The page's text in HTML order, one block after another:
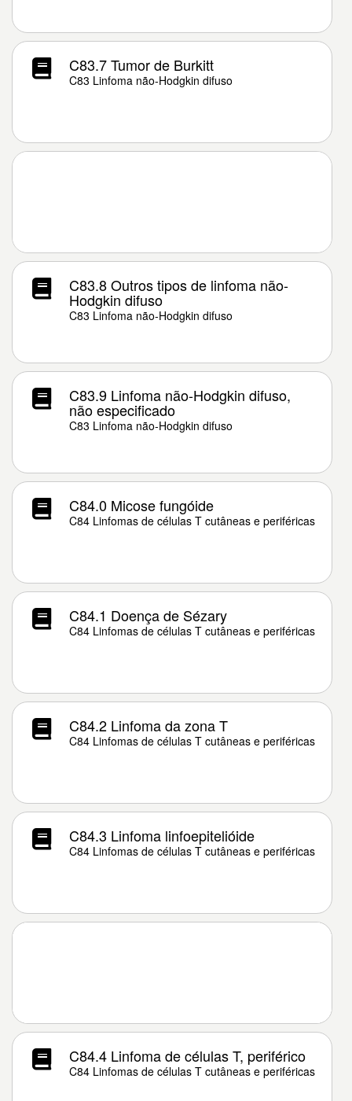
C83.7 Tumor de Burkitt
C83 Linfoma não-Hodgkin difuso
C83.8 Outros tipos de linfoma não-
Hodgkin difuso
C83 Linfoma não-Hodgkin difuso
C83.9 Linfoma não-Hodgkin difuso,
não especificado
C83 Linfoma não-Hodgkin difuso
C84.0 Micose fungóide
C84 Linfomas de células T cutâneas e periféricas
C84.1 Doença de Sézary
C84 Linfomas de células T cutâneas e periféricas
C84.2 Linfoma da zona T
C84 Linfomas de células T cutâneas e periféricas
C84.3 Linfoma linfoepitelióide
C84 Linfomas de células T cutâneas e periféricas
C84.4 Linfoma de células T, periférico
C84 Linfomas de células T cutâneas e periféricas